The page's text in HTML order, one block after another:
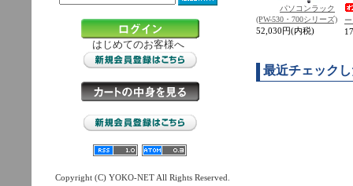
はじめてのお客様へ
パソコンラック
(PW-530・700シリーズ)
52,030円(内税)
最近チェック
Copyright (C) YOKO-NET All Rights Reserved.